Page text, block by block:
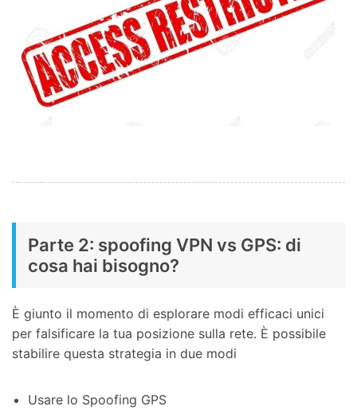
Parte 2: spoofing VPN vs GPS: di
cosa hai bisogno?
È giunto il momento di esplorare modi efficaci unici
per falsificare la tua posizione sulla rete. È possibile
stabilire questa strategia in due modi
Usare lo Spoofing GPS